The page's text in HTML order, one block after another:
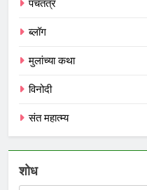
पंचतंत्र
ब्लॉग
मुलांच्या कथा
विनोदी
संत महात्म्य
शोध